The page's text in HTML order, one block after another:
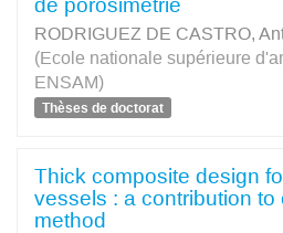
de porosimétrie
RODRIGUEZ DE CASTRO,
(Ecole nationale supérieure
ENSAM)
Thèses de doctorat
Thick composite design
vessels : a contribution
method